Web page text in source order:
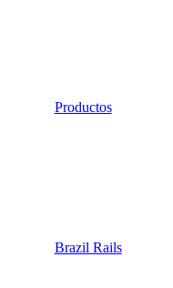
Productos
Brazil Rails